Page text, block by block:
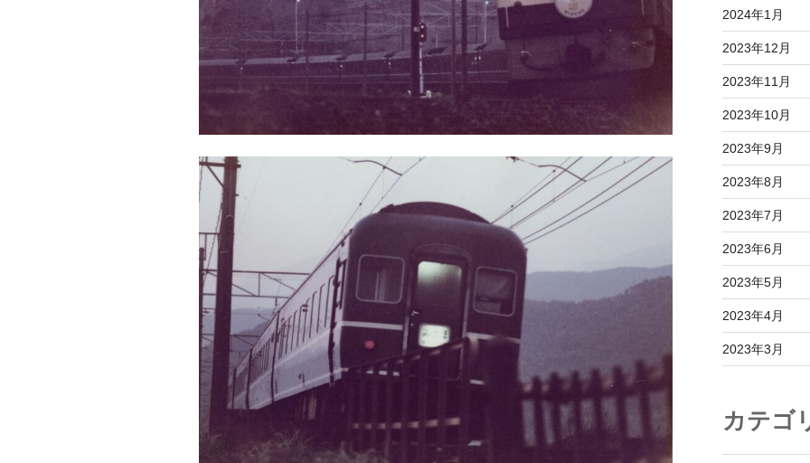
2024年1月
2023年12月
2023年11月
2023年10月
2023年9月
2023年8月
2023年7月
2023年6月
2023年5月
2023年4月
2023年3月
カテゴ